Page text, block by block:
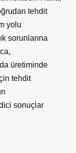
tehdit
yolu
sorunlarına
üretiminde
tehdit
sonuçlar